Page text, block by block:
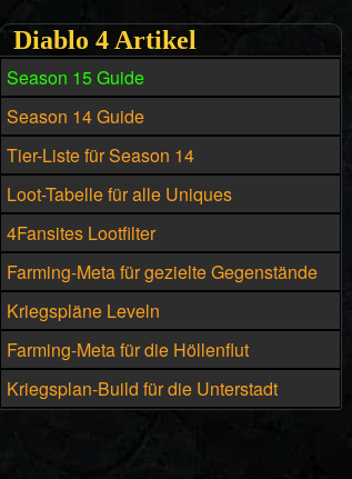
Diablo 4 Artikel
Season 15 Guide
Season 14 Guide
Tier-Liste für Season 14
Loot-Tabelle für alle Uniques
4Fansites Lootfilter
Farming-Meta für gezielte Gegenstände
Kriegspläne Leveln
Farming-Meta für die Höllenflut
Kriegsplan-Build für die Unterstadt